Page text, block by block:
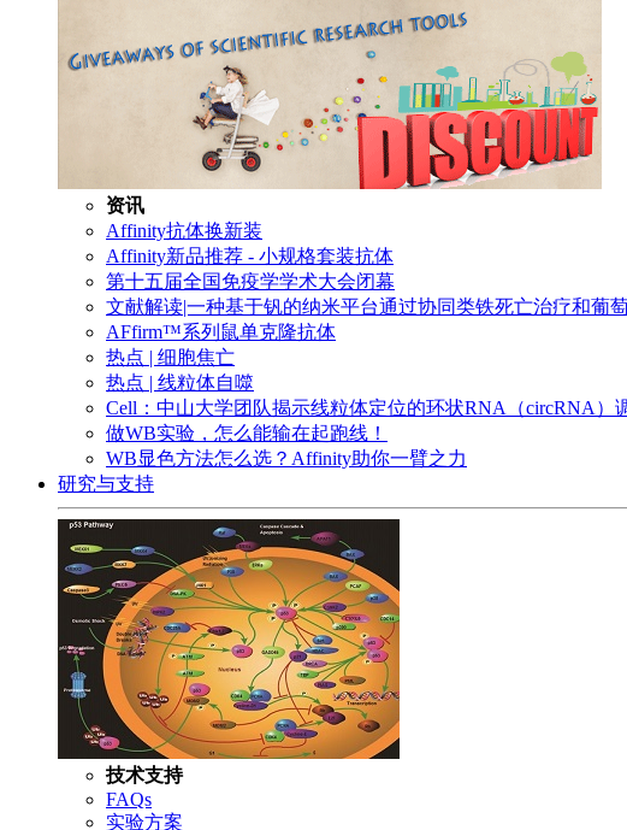
资讯
Affinity抗体换新装
Affinity新品推荐 - 小规格套装抗体
第十五届全国免疫学学术大会闭幕
文献解读|一种基于钒的纳米平台通过协同类铁死亡治疗和葡
AFfirm™系列鼠单克隆抗体
热点 | 细胞焦亡
热点 | 线粒体自噬
Cell：中山大学团队揭示线粒体定位的环状RNA（circRNA）
做WB实验，怎么能输在起跑线！
WB显色方法怎么选？Affinity助你一臂之力
研究与支持
技术支持
FAQs
实验方案